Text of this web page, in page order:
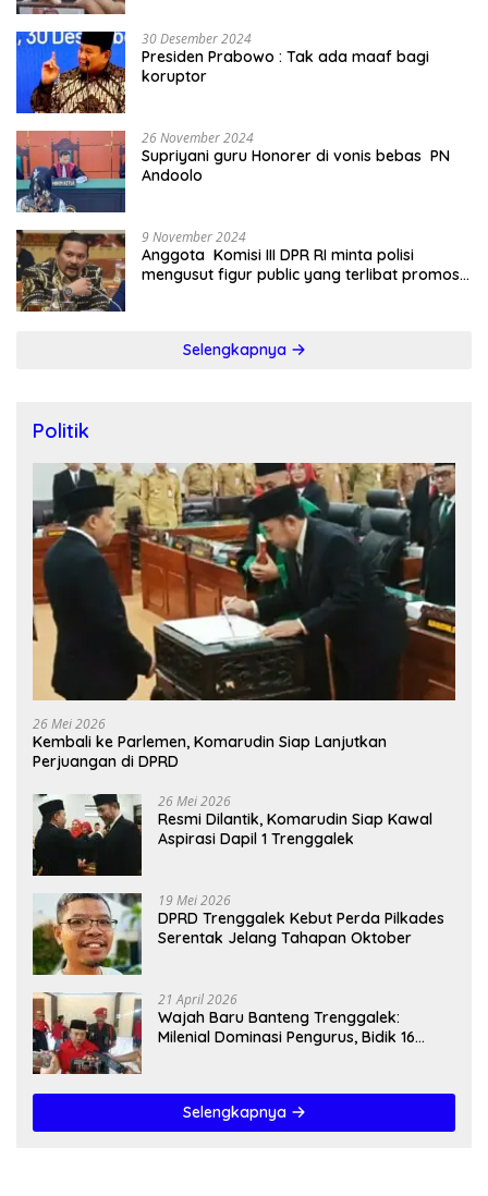
30 Desember 2024
Presiden Prabowo : Tak ada maaf bagi
koruptor
26 November 2024
Supriyani guru Honorer di vonis bebas PN
Andoolo
9 November 2024
Anggota Komisi III DPR RI minta polisi
mengusut figur public yang terlibat promosi
Selengkapnya
Politik
26 Mei 2026
Kembali ke Parlemen, Komarudin Siap Lanjutkan
Perjuangan di DPRD
26 Mei 2026
Resmi Dilantik, Komarudin Siap Kawal
Aspirasi Dapil 1 Trenggalek
19 Mei 2026
DPRD Trenggalek Kebut Perda Pilkades
Serentak Jelang Tahapan Oktober
21 April 2026
Wajah Baru Banteng Trenggalek:
Milenial Dominasi Pengurus, Bidik 16
Selengkapnya